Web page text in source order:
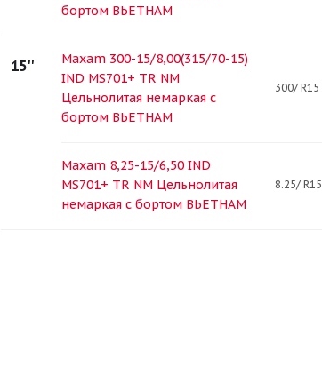
бортом ВЬЕТНАМ
15''
Maxam 300-15/8,00(315/70-15)
IND MS701+ TR NM
Цельнолитая немаркая с
бортом ВЬЕТНАМ
300/ R15
Maxam 8,25-15/6,50 IND
MS701+ TR NM Цельнолитая
немаркая с бортом ВЬЕТНАМ
8.25/ R15